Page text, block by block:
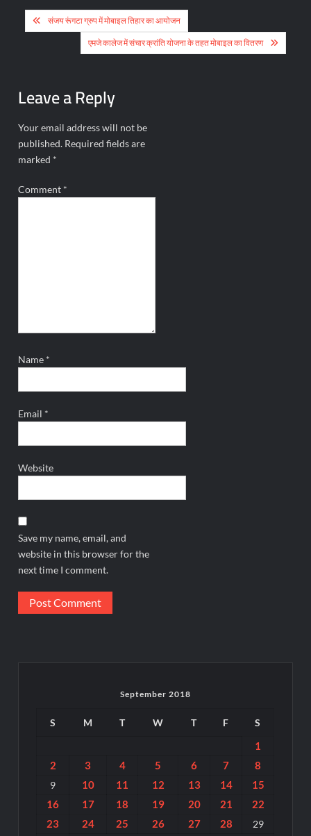
Post
navigation
संजय रूंगटा ग्रुप में मोबाइल तिहार का आयोजन
एमजे कालेज में संचार क्रांति योजना के तहत मोबाइल का वितरण
Leave a Reply
Your email address will not be
published. Required fields are
marked *
Comment *
Name *
Email *
Website
Save my name, email, and
website in this browser for the
next time I comment.
September 2018
S M T W T F S
1
2
3 4 5 6 7 8
9 10 11 12 13 14
15
16
17 18 19 20 21
22
23
24 25 26 27 28 29